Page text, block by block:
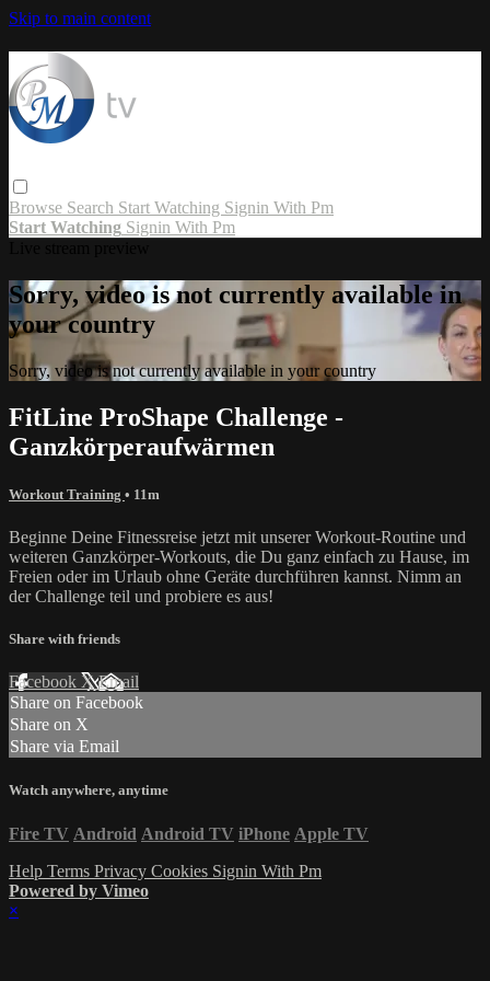
Skip to main content
Browse Search Start Watching Signin With Pm
Start Watching Signin With Pm
Sorry, video is not currently available in
your country
Sorry, video is not currently available in your country
FitLine ProShape Challenge -
Ganzkörperaufwärmen
Workout Training • 11m
Beginne Deine Fitnessreise jetzt mit unserer Workout-Routine und
weiteren Ganzkörper-Workouts, die Du ganz einfach zu Hause, im
Freien oder im Urlaub ohne Geräte durchführen kannst. Nimm an
der Challenge teil und probiere es aus!
Share with friends
Facebook XEmail
Share on Facebook
Share on X
Share via Email
Watch anywhere, anytime
Fire TV Android Android TV iPhone Apple TV
Help Terms Privacy Cookies Signin With Pm
Powered by Vimeo
×